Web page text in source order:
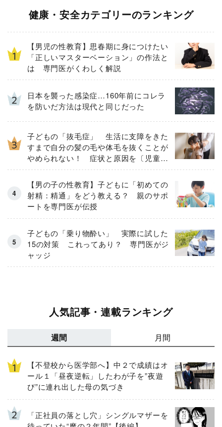
健康・安全カテゴリーのランキング
【男児の性教育】思春期に身につけたい
「正しいマスターベーション」の作法と
は 専門医がくわしく解説
日本を襲った感染症…160年前にコレラ
を防いだ方法は現代と同じだった
子どもの「抜毛症」 生活に支障をきた
すまで自分の髪の毛や体毛を抜くことが
やめられない！ 症状と原因を〔児童精
神科医が解説〕
【男の子の性教育】子どもに「初めての
射精：精通」をどう教える？ 親のサポ
ートを専門医が伝授
子どもの「乗り物酔い」 実際に試した
15の対策 これってあり？ 専門医がジ
ャッジ
人気記事・連載ランキング
週間 月間
【不登校から医学部へ】中２で成績はオ
ール１「昼夜逆転」したわが子を”夜遊
び”に連れ出した母の気づき
「正社員の落とし穴」シングルマザーを